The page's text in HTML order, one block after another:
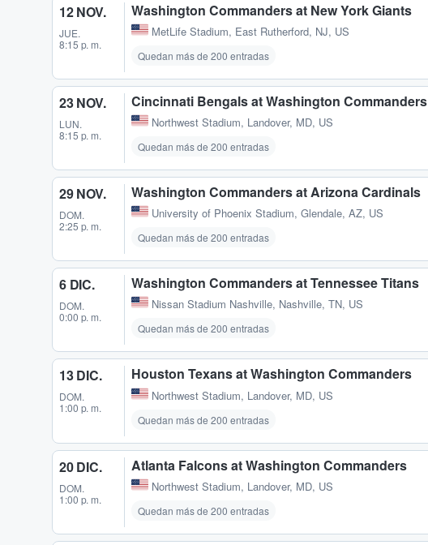
12 NOV.
JUE.
8:15 p. m.
Washington Commanders at New York Giants
MetLife Stadium, East Rutherford, NJ, US
Quedan más de 200 entradas
23 NOV.
LUN.
8:15 p. m.
Cincinnati Bengals at Washington Commanders
Northwest Stadium, Landover, MD, US
Quedan más de 200 entradas
29 NOV.
DOM.
2:25 p. m.
Washington Commanders at Arizona Cardinals
University of Phoenix Stadium, Glendale, AZ, US
Quedan más de 200 entradas
6 DIC.
DOM.
0:00 p. m.
Washington Commanders at Tennessee Titans
Nissan Stadium Nashville, Nashville, TN, US
Quedan más de 200 entradas
13 DIC.
DOM.
1:00 p. m.
Houston Texans at Washington Commanders
Northwest Stadium, Landover, MD, US
Quedan más de 200 entradas
20 DIC.
DOM.
1:00 p. m.
Atlanta Falcons at Washington Commanders
Northwest Stadium, Landover, MD, US
Quedan más de 200 entradas